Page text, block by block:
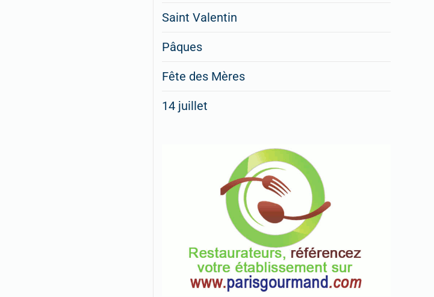
Saint Valentin
Pâques
Fête des Mères
14 juillet